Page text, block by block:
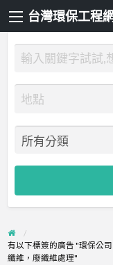
台灣環保工程網
有以下標簽的廣告 "環保公
纖維，廢纖維處理"